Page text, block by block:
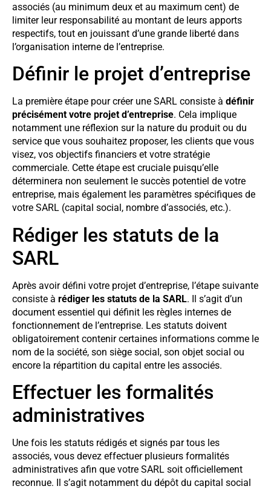
associés (au minimum deux et au maximum cent) de
limiter leur responsabilité au montant de leurs apports
respectifs, tout en jouissant d’une grande liberté dans
l’organisation interne de l’entreprise.
Définir le projet d’entreprise
La première étape pour créer une SARL consiste à définir
précisément votre projet d’entreprise. Cela implique
notamment une réflexion sur la nature du produit ou du
service que vous souhaitez proposer, les clients que vous
visez, vos objectifs financiers et votre stratégie
commerciale. Cette étape est cruciale puisqu’elle
déterminera non seulement le succès potentiel de votre
entreprise, mais également les paramètres spécifiques de
votre SARL (capital social, nombre d’associés, etc.).
Rédiger les statuts de la
SARL
Après avoir défini votre projet d’entreprise, l’étape suivante
consiste à rédiger les statuts de la SARL. Il s’agit d’un
document essentiel qui définit les règles internes de
fonctionnement de l’entreprise. Les statuts doivent
obligatoirement contenir certaines informations comme le
nom de la société, son siège social, son objet social ou
encore la répartition du capital entre les associés.
Effectuer les formalités
administratives
Une fois les statuts rédigés et signés par tous les
associés, vous devez effectuer plusieurs formalités
administratives afin que votre SARL soit officiellement
reconnue. Il s’agit notamment du dépôt du capital social